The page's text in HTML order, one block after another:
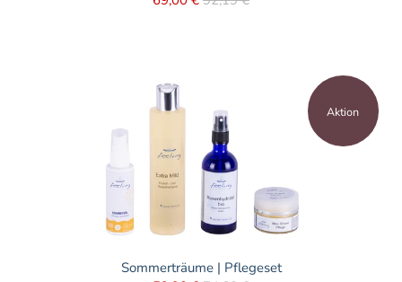
Aktion
Sommerträume | Pflegeset